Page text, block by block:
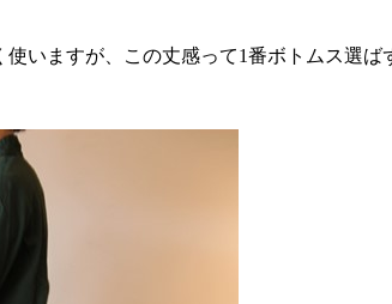
いますが、この丈感って1番ボトムス選ば